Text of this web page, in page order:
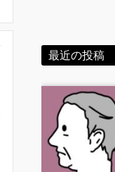
最近の投稿